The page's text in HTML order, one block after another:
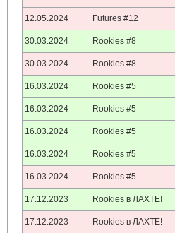
12.05.2024 Futures #12
30.03.2024 Rookies #8
30.03.2024 Rookies #8
16.03.2024 Rookies #5
16.03.2024 Rookies #5
16.03.2024 Rookies #5
16.03.2024 Rookies #5
16.03.2024 Rookies #5
17.12.2023 Rookies в ЛАХТЕ!
17.12.2023 Rookies в ЛАХТЕ!